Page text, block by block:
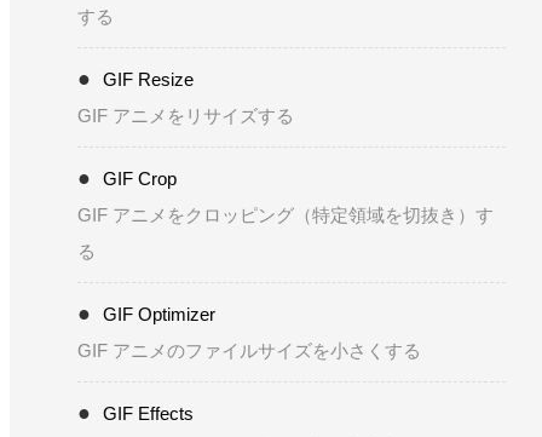
する
GIF Resize
GIF アニメをリサイズする
GIF Crop
GIF アニメをクロッピング（特定領域を切抜き）す
る
GIF Optimizer
GIF アニメのファイルサイズを小さくする
GIF Effects